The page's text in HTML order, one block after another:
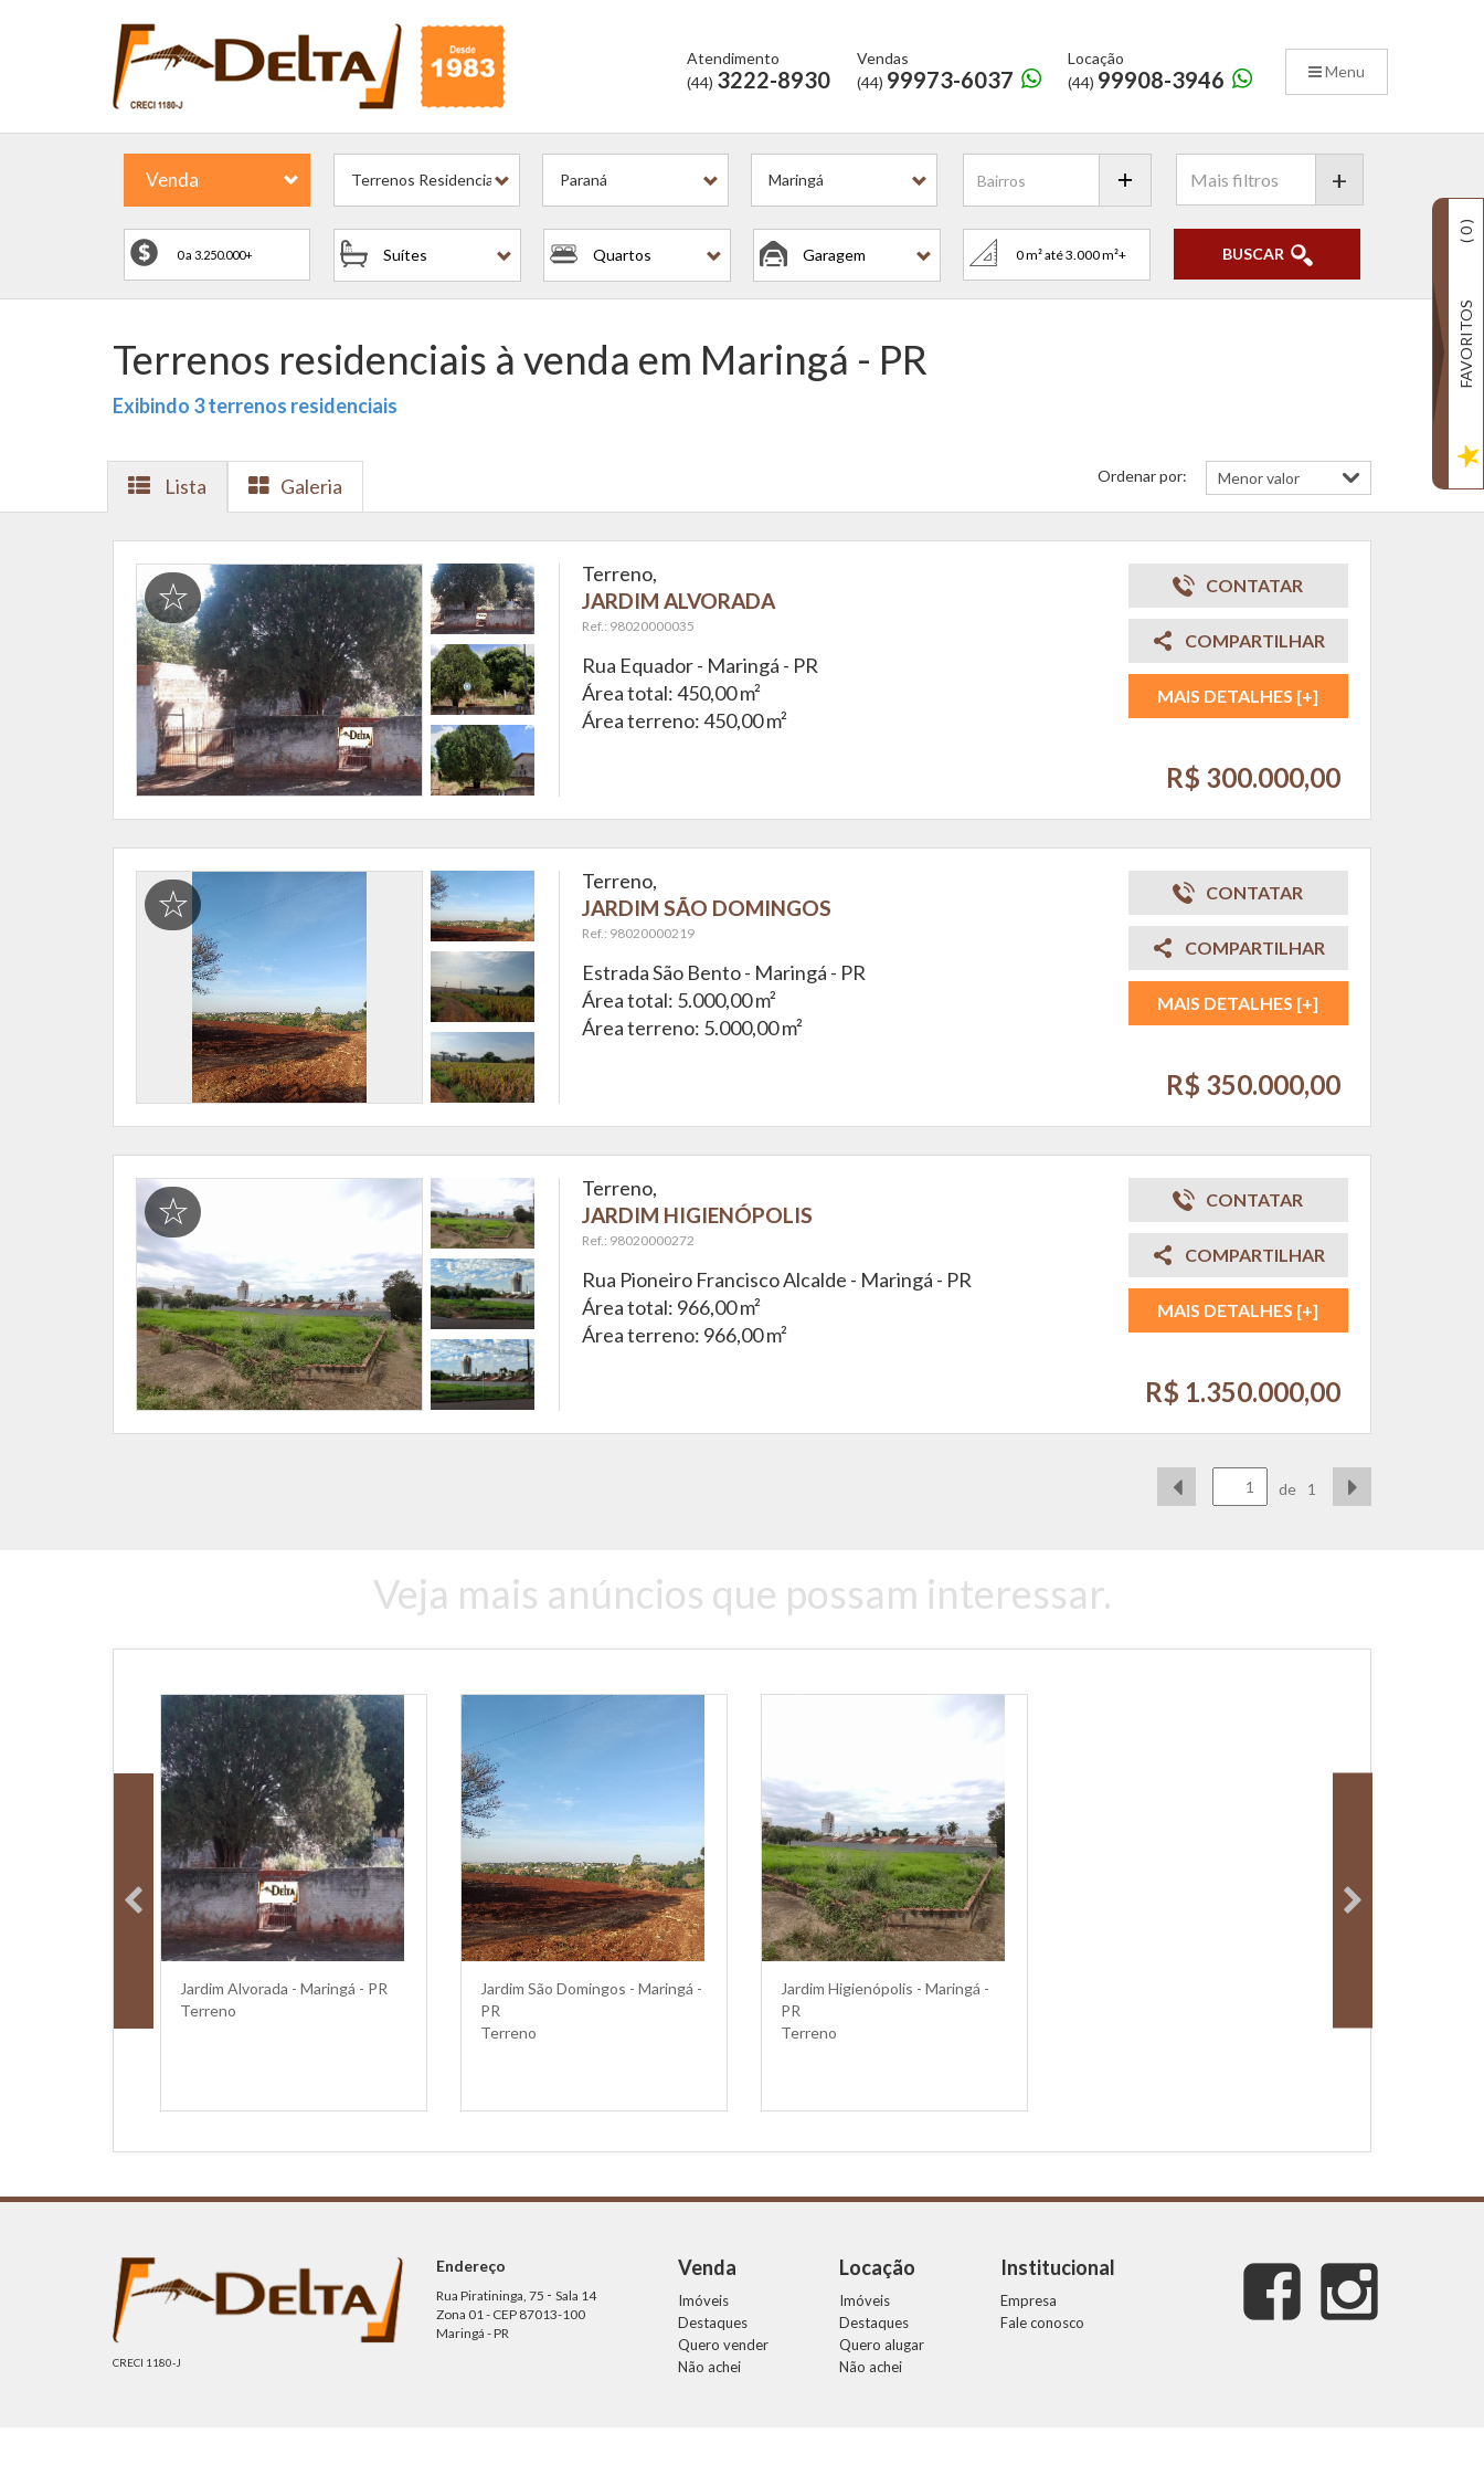
Menu
Atendimento
(44) 3222-8930
Vendas
(44) 99973-6037
Locação
(44) 99908-3946
Venda Terrenos Residenciais Paraná Maringá
Suítes Quartos Garagem
+
BUSCAR
Terrenos residenciais à venda em Maringá - PR
Exibindo 3 terrenos residenciais
Lista Galeria Ordenar por:
Terreno,
JARDIM ALVORADA
Ref.: 98020000035
Rua Equador - Maringá - PR
Área total: 450,00 m²
Área terreno: 450,00 m²
CONTATAR
COMPARTILHAR
MAIS DETALHES [+]
R$ 300.000,00
Terreno,
JARDIM SÃO DOMINGOS
Ref.: 98020000219
Estrada São Bento - Maringá - PR
Área total: 5.000,00 m²
Área terreno: 5.000,00 m²
CONTATAR
COMPARTILHAR
MAIS DETALHES [+]
R$ 350.000,00
Terreno,
JARDIM HIGIENÓPOLIS
Ref.: 98020000272
Rua Pioneiro Francisco Alcalde - Maringá - PR
Área total: 966,00 m²
Área terreno: 966,00 m²
CONTATAR
COMPARTILHAR
MAIS DETALHES [+]
R$ 1.350.000,00
de 1
Veja mais anúncios que possam interessar.
Jardim Alvorada - Maringá - PR
Terreno
Jardim São Domingos - Maringá -
PR
Terreno
Jardim Higienópolis - Maringá -
PR
Terreno
FAVORITOS
(
0
)
CRECI 1180-J
Endereço
Rua Piratininga, 75 - Sala 14
Zona 01 - CEP 87013-100
Maringá - PR
Venda
Imóveis
Destaques
Quero vender
Não achei
Locação
Imóveis
Destaques
Quero alugar
Não achei
Institucional
Empresa
Fale conosco